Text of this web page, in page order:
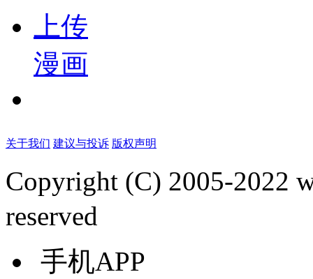
上传
漫画
关于我们 建议与投诉 版权声明
Copyright (C) 2005-2022
reserved
手机APP